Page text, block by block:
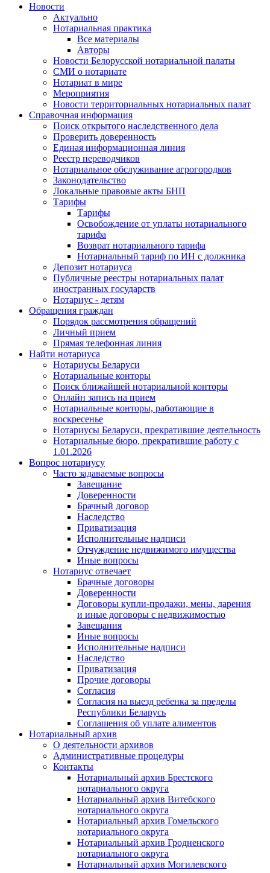
Новости
Актуально
Нотариальная практика
Все материалы
Авторы
Новости Белорусской нотариальной палаты
СМИ о нотариате
Нотариат в мире
Мероприятия
Новости территориальных нотариальных палат
Справочная информация
Поиск открытого наследственного дела
Проверить доверенность
Единая информационная линия
Реестр переводчиков
Нотариальное обслуживание агрогородков
Законодательство
Локальные правовые акты БНП
Тарифы
Тарифы
Освобождение от уплаты нотариального
тарифа
Возврат нотариального тарифа
Нотариальный тариф по ИН с должника
Депозит нотариуса
Публичные реестры нотариальных палат
иностранных государств
Нотариус - детям
Обращения граждан
Порядок рассмотрения обращений
Личный прием
Прямая телефонная линия
Найти нотариуса
Нотариусы Беларуси
Нотариальные конторы
Поиск ближайшей нотариальной конторы
Онлайн запись на прием
Нотариальные конторы, работающие в
воскресенье
Нотариусы Беларуси, прекратившие деятельность
Нотариальные бюро, прекратившие работу с
1.01.2026
Вопрос нотариусу
Часто задаваемые вопросы
Завещание
Доверенности
Брачный договор
Наследство
Приватизация
Исполнительные надписи
Отчуждение недвижимого имущества
Иные вопросы
Нотариус отвечает
Брачные договоры
Доверенности
Договоры купли-продажи, мены, дарения
и иные договоры с недвижимостью
Завещания
Иные вопросы
Исполнительные надписи
Наследство
Приватизация
Прочие договоры
Согласия
Согласия на выезд ребенка за пределы
Республики Беларусь
Соглашения об уплате алиментов
Нотариальный архив
О деятельности архивов
Административные процедуры
Контакты
Нотариальный архив Брестского
нотариального округа
Нотариальный архив Витебского
нотариального округа
Нотариальный архив Гомельского
нотариального округа
Нотариальный архив Гродненского
нотариального округа
Нотариальный архив Могилевского